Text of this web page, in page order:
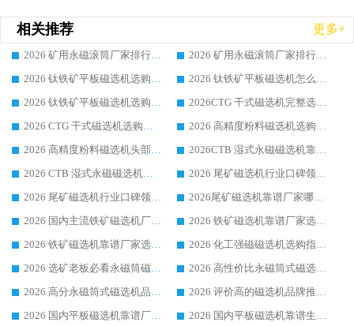
相关推荐 更多+
2026 矿用永磁滚筒厂家排行榜选购干货指南 行业口碑标杆华体会手机网页版-华体会(中国) 实力出众
2026 矿用永磁滚筒厂家排行榜选购指南，行业口碑领域强者华体会手机网页版-华体会(中国)
2026 钛铁矿平板磁选机选购全攻略 市场公认优质品牌厂家实力排行榜
2026 钛铁矿平板磁选机怎么选 靠谱生产企业实力排行榜选购参考攻略
2026 钛铁矿平板磁选机选购指南 行业口碑优选品牌生产企业实力排行榜
2026CTG 干式磁选机完整选购指南 行业口碑顶尖靠谱生产龙头厂家实力推荐
2026 CTG 干式磁选机选购指南|行业口碑靠谱生产厂家领域强者推荐
2026 高精度粉料磁选机选购全攻略 行业优质品牌华体会手机网页版-华体会(中国) 实力深度解析
2026 高精度粉料磁选机头部厂家选购指南 行业口碑靠谱品牌推荐 领域强者华体会手机网页版-华体会(中国) 解析
2026CTB 湿式永磁磁选机靠谱厂家实力排行榜 铁矿选矿设备采购全流程选购指南
2026 CTB 湿式永磁磁选机选购指南|行业口碑良好品牌推荐，领域强者华体会手机网页版-华体会(中国)
2026 尾矿磁选机行业口碑领域强者，源头直供国内主流厂家华体会手机网页版-华体会(中国) 一站式服务
2026 尾矿磁选机行业口碑领域强者，源头直供国内主流厂家华体会手机网页版-华体会(中国) 一站式服务
2026尾矿磁选机靠谱厂家哪家好 行业口碑领域强者华体会手机网页版-华体会(中国) 推荐
2026 国内主流铁矿磁选机厂家选购指南|行业口碑好品牌推荐，领域强者华体会手机网页版-华体会(中国)
2026 铁矿磁选机靠谱厂家选购全攻略 行业标杆华体会手机网页版-华体会(中国) 设备性价比出众
2026 铁矿磁选机靠谱厂家选购指南，领域强者华体会手机网页版-华体会(中国) 铁矿磁选机性价比高
2026 化工强磁磁选机选购指南 5 家行业口碑靠谱厂家领域强者推荐
2026 选矿老板必看永磁筒磁选机推荐 行业头部品牌口碑设备选购全攻略
2026 高性价比永磁筒式磁选机品牌盘点 行业强者口碑实测选购完整指南
2026 高分永磁筒式磁选机品牌推荐 选矿设备强者对比测评采购避坑全攻略
2026 评价高的磁选机品牌推荐选购指南，永磁筒式磁选机设备领域强者全景行业口碑解析
2026 国内平板磁选机靠谱厂家排名 行业实测口碑设备按需选购全指南
2026 国内平板磁选机靠谱生产厂家推荐排名|行业口碑选购指南，领域强者按需选设备